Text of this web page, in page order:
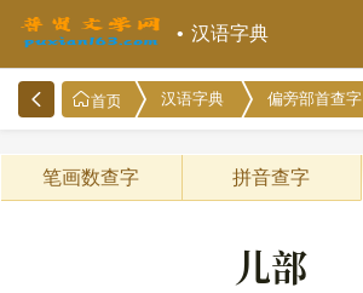
汉语字典
首页 汉语字典 偏旁部首查字
笔画数查字 拼音查字
儿部